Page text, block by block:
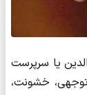
یا سرپرست
خشونت،